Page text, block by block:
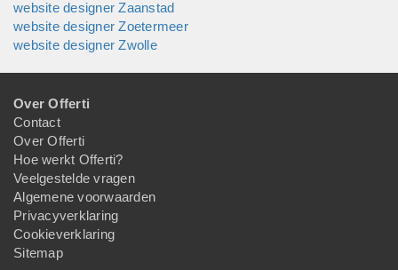
website designer Zaanstad
website designer Zoetermeer
website designer Zwolle
Over Offerti
Contact
Over Offerti
Hoe werkt Offerti?
Veelgestelde vragen
Algemene voorwaarden
Privacyverklaring
Cookieverklaring
Sitemap